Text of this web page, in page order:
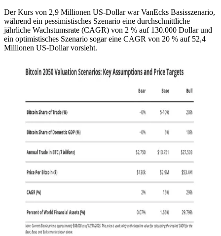
Der Kurs von 2,9 Millionen US-Dollar war VanEcks Basisszenario,
während ein pessimistisches Szenario eine durchschnittliche
jährliche Wachstumsrate (CAGR) von 2 % auf 130.000 Dollar und
ein optimistisches Szenario sogar eine CAGR von 20 % auf 52,4
Millionen US-Dollar vorsieht.